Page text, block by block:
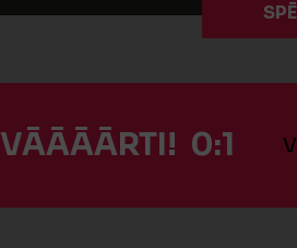
VĀĀĀĀRTI! 0:1